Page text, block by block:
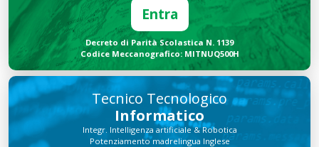
Entra
Decreto di Parità Scolastica N. 1139
Codice Meccanografico: MITNUQ500H
Tecnico Tecnologico
Informatico
Integr. Intelligenza artificiale & Robotica
Potenziamento madrelingua Inglese